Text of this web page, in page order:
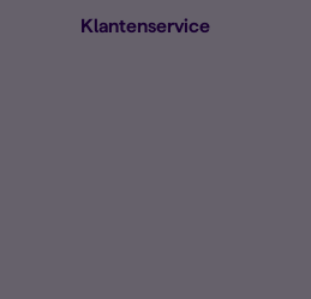
Klantenservice